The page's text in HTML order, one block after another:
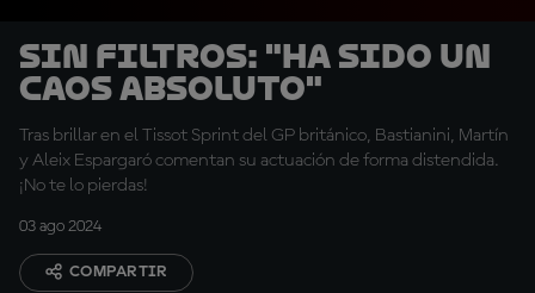
SIN FILTROS: "Ha sido un
caos absoluto"
Tras brillar en el Tissot Sprint del GP británico, Bastianini, Martín
y Aleix Espargaró comentan su actuación de forma distendida.
¡No te lo pierdas!
03 ago 2024
COMPARTIR